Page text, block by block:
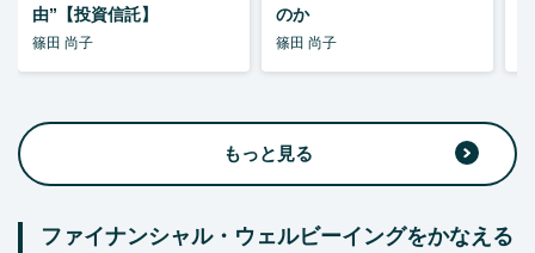
由”【投資信託】
篠田 尚子
のか
篠田 尚子
もっと見る
ファイナンシャル・ウェルビーイングをかなえる